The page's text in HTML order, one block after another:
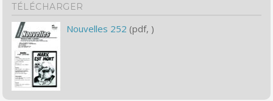
TÉLÉCHARGER
Nouvelles 252 (pdf, )